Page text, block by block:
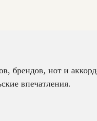
брендов, нот и
впечатления.